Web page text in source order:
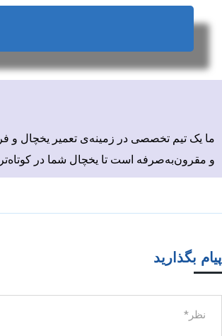
ما یک تیم تخصصی در زمینه‌ی تعمیر یخچال و
و مقرون‌به‌صرفه است تا یخچال شما در
پیام بگذارید